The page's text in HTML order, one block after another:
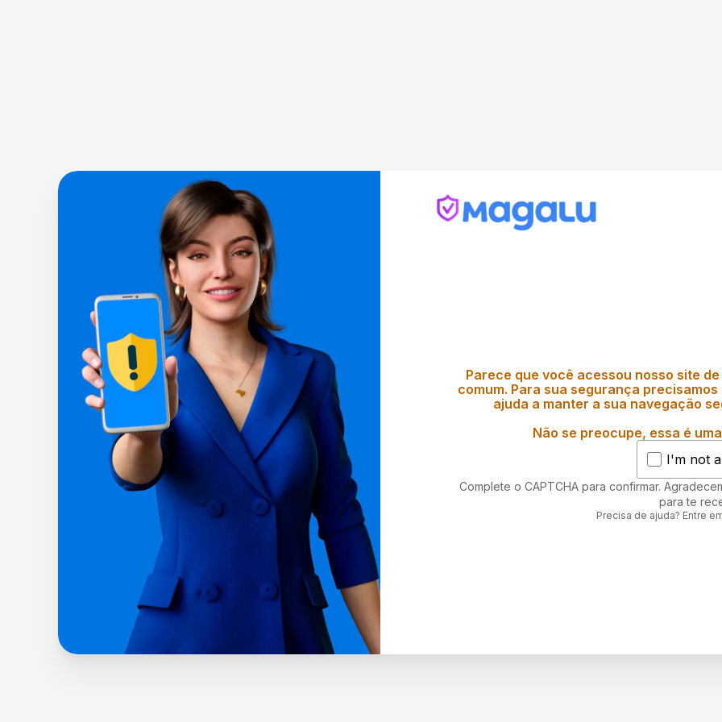
Parece que você acessou nosso site
comum. Para sua segurança
ajuda a manter a sua navegação
Não se preocupe, essa é
I'm not
Complete o CAPTCHA para confirmar.
para te
Precisa de ajuda? Entre